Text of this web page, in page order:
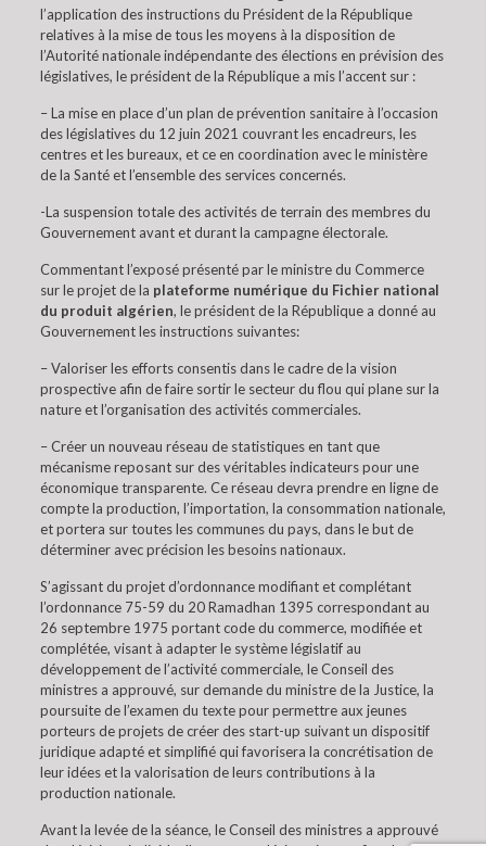
l’application des instructions du Président de la République
relatives à la mise de tous les moyens à la disposition de
l’Autorité nationale indépendante des élections en prévision des
législatives, le président de la République a mis l’accent sur :
– La mise en place d’un plan de prévention sanitaire à l’occasion
des législatives du 12 juin 2021 couvrant les encadreurs, les
centres et les bureaux, et ce en coordination avec le ministère
de la Santé et l’ensemble des services concernés.
-La suspension totale des activités de terrain des membres du
Gouvernement avant et durant la campagne électorale.
Commentant l’exposé présenté par le ministre du Commerce
sur le projet de la plateforme numérique du Fichier national
du produit algérien, le président de la République a donné au
Gouvernement les instructions suivantes:
– Valoriser les efforts consentis dans le cadre de la vision
prospective afin de faire sortir le secteur du flou qui plane sur la
nature et l’organisation des activités commerciales.
– Créer un nouveau réseau de statistiques en tant que
mécanisme reposant sur des véritables indicateurs pour une
économique transparente. Ce réseau devra prendre en ligne de
compte la production, l’importation, la consommation nationale,
et portera sur toutes les communes du pays, dans le but de
déterminer avec précision les besoins nationaux.
S’agissant du projet d’ordonnance modifiant et complétant
l’ordonnance 75-59 du 20 Ramadhan 1395 correspondant au
26 septembre 1975 portant code du commerce, modifiée et
complétée, visant à adapter le système législatif au
développement de l’activité commerciale, le Conseil des
ministres a approuvé, sur demande du ministre de la Justice, la
poursuite de l’examen du texte pour permettre aux jeunes
porteurs de projets de créer des start-up suivant un dispositif
juridique adapté et simplifié qui favorisera la concrétisation de
leur idées et la valorisation de leurs contributions à la
production nationale.
Avant la levée de la séance, le Conseil des ministres a approuvé